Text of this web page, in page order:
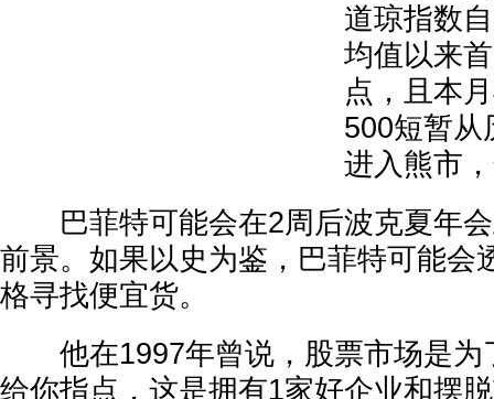
道琼指数
均值以来
点，且本
500短暂从
进入熊市
巴菲特可能会在2周后波克夏年会
前景。如果以史为鉴，巴菲特可能会
格寻找便宜货。
他在1997年曾说，股票市场是为
给你指点，这是拥有1家好企业和摆